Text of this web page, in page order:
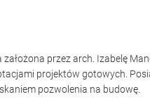
przez arch. Izabelę
projektów gotowych.
pozwolenia na budowę.